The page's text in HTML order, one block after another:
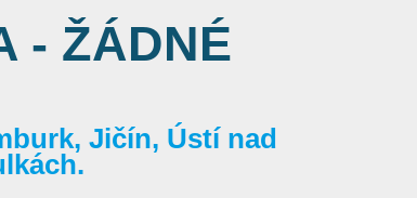
- ŽÁDNÉ
Jičín, Ústí nad